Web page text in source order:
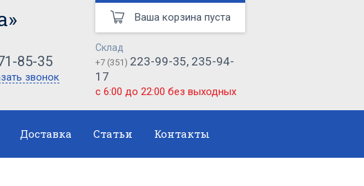
85-35
звонок
Склад
+7 (351) 223-99-35, 235-94-
17
с 6:00 до 22:00 без выходных
Ваша корзина пуста
Доставка Статьи Контакты